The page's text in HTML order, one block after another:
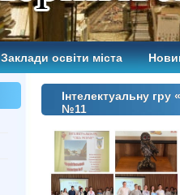
Заклади освіти міста
Інтелектуальну гру
№11